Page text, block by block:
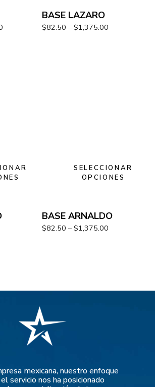
BASE LAZARO
$82.50 – $1,375.00
SELECCIONAR
OPCIONES
BASE ARNALDO
$82.50 – $1,375.00
mexicana, nuestro enfoque
servicio nos ha posicionado